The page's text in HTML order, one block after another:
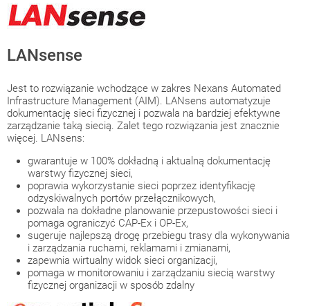
LANsense
Jest to rozwiązanie wchodzące w zakres Nexans Automated
Infrastructure Management (AIM). LANsens automatyzuje
dokumentację sieci fizycznej i pozwala na bardziej efektywne
zarządzanie taką siecią. Zalet tego rozwiązania jest znacznie
więcej. LANsens:
gwarantuje w 100% dokładną i aktualną dokumentację
warstwy fizycznej sieci,
poprawia wykorzystanie sieci poprzez identyfikację
odzyskiwalnych portów przełącznikowych,
pozwala na dokładne planowanie przepustowości sieci i
pomaga ograniczyć CAP-Ex i OP-Ex,
sugeruje najlepszą drogę przebiegu trasy dla wykonywania
i zarządzania ruchami, reklamami i zmianami,
zapewnia wirtualny widok sieci organizacji,
pomaga w monitorowaniu i zarządzaniu siecią warstwy
fizycznej organizacji w sposób zdalny